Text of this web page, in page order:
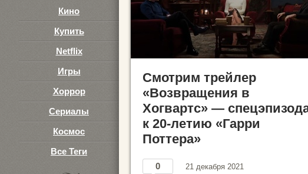
Кино
Купить
Netflix
Игры
Хоррор
Сериалы
Космос
Все Теги
Смотрим трейлер
«Возвращения в
Хогвартс» —
к 20-летию «Гарри
Поттера»
0 21 декабря 2021